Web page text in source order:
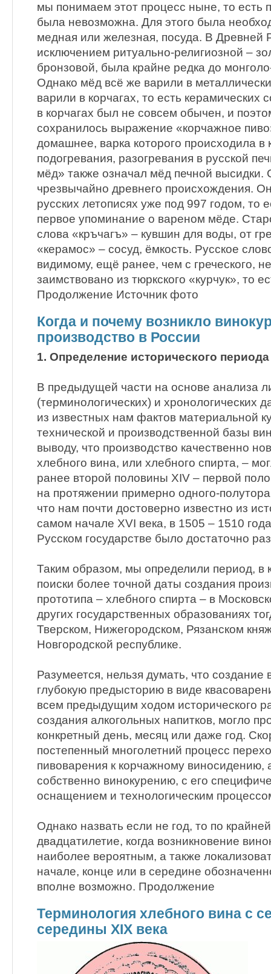
мы понимаем этот процесс ныне, то есть
была невозможна. Для этого была
медная или железная, посуда. В Древней
исключением ритуально-религиозной –
бронзовой, была крайне редка до
Однако мёд всё же варили в
варили в корчагах, то есть керамических
в корчагах был не совсем обычен, и
сохранилось выражение «корчажное
домашнее, варка которого происходила в
подогревания, разогревания в русской
мёд» также означал мёд печной высидки.
чрезвычайно древнего происхождения.
русских летописях уже под 997 годом, то
первое упоминание о вареном мёде.
слова «кръчагъ» – кувшин для воды, от
«керамос» – сосуд, ёмкость. Русское
видимому, ещё ранее, чем с греческого,
заимствовано из тюркского «курчук», то
Продолжение Источник фото
Когда и почему возникло
производство в России
1. Определение исторического
В предыдущей части на основе анализа
(терминологических) и хронологических
из известных нам фактов материальной
технической и производственной базы
выводу, что производство качественно
хлебного вина, или хлебного спирта, –
ранее второй половины XIV – первой
на протяжении примерно одного-
что нам почти достоверно известно из
самом начале XVI века, в 1505 – 1510
Русском государстве было достаточно
Таким образом, мы определили период, в
поиски более точной даты создания
прототипа – хлебного спирта – в
других государственных образованиях
Тверском, Нижегородском, Рязанском
Новгородской республике.
Разумеется, нельзя думать, что
глубокую предысторию в виде
всем предыдущим ходом исторического
создания алкогольных напитков, могло
конкретный день, месяц или даже год.
постепенный многолетний процесс
пивоварения к корчажному виносидению,
собственно винокурению, с его
оснащением и технологическим
Однако назвать если не год, то по
двадцатилетие, когда возникновение
наиболее вероятным, а также
начале, конце или в середине
вполне возможно. Продолжение
Терминология хлебного вина с
середины XIX века